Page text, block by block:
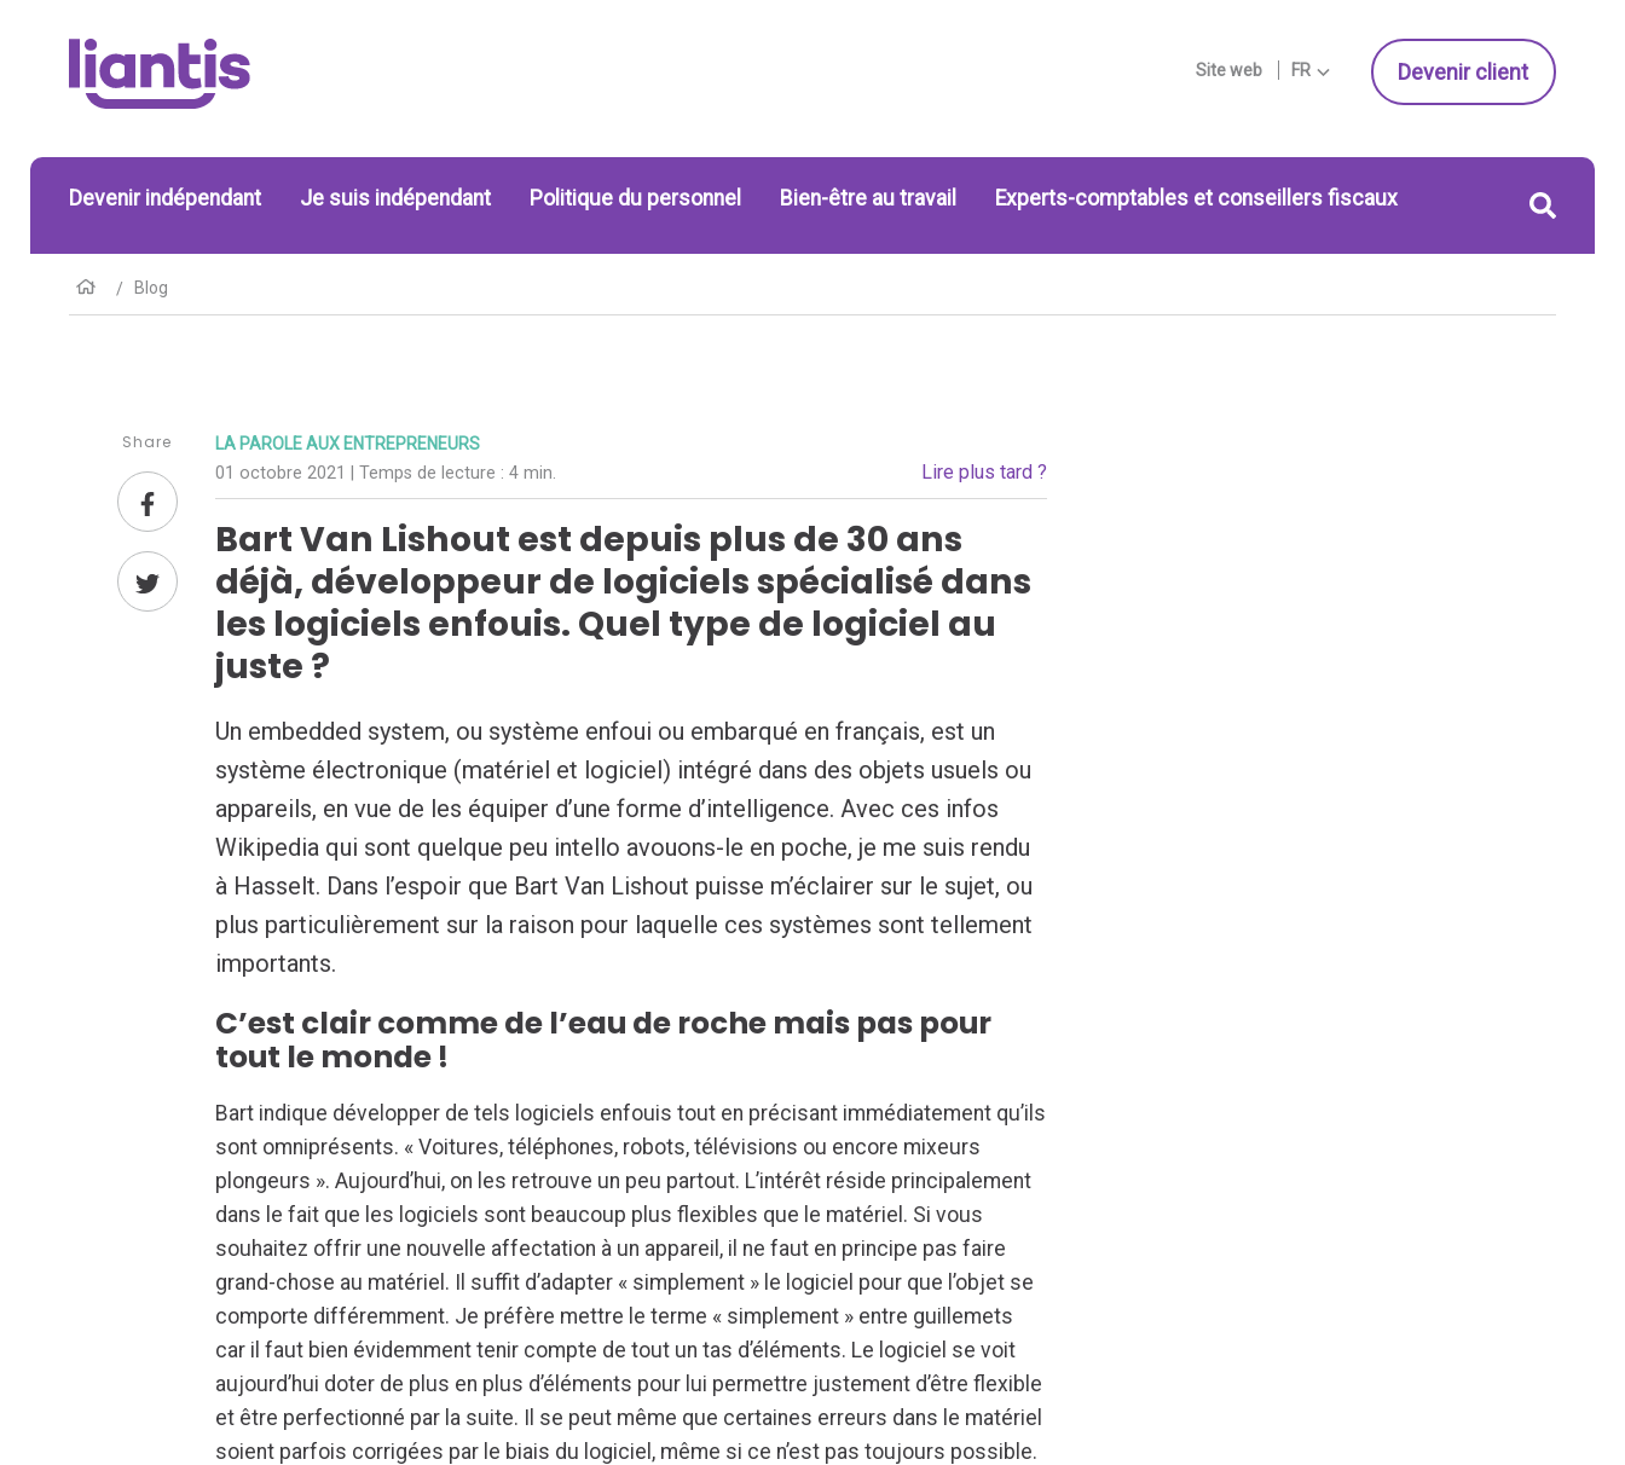
Site web FR Devenir client
Devenir indépendant Je suis indépendant Politique du personnel Bien-être au travail Experts-comptables et conseillers fiscaux
Blog
Share LA PAROLE AUX ENTREPRENEURS
01 octobre 2021 | Temps de lecture :4 min. Lire plus tard ?
Bart Van Lishout est depuis plus de 30 ans
déjà, développeur de logiciels spécialisé dans
les logiciels enfouis. Quel type de logiciel au
juste ?
Un embedded system, ou système enfoui ou embarqué en français, est un
système électronique (matériel et logiciel) intégré dans des objets usuels ou
appareils, en vue de les équiper d’une forme d’intelligence. Avec ces infos
Wikipedia qui sont quelque peu intello avouons-le en poche, je me suis rendu
à Hasselt. Dans l’espoir que Bart Van Lishout puisse m’éclairer sur le sujet, ou
plus particulièrement sur la raison pour laquelle ces systèmes sont tellement
importants.
C’est clair comme de l’eau de roche mais pas pour
tout le monde !
Bart indique développer de tels logiciels enfouis tout en précisant immédiatement qu’ils
sont omniprésents. « Voitures, téléphones, robots, télévisions ou encore mixeurs
plongeurs ». Aujourd’hui, on les retrouve un peu partout. L’intérêt réside principalement
dans le fait que les logiciels sont beaucoup plus flexibles que le matériel. Si vous
souhaitez offrir une nouvelle affectation à un appareil, il ne faut en principe pas faire
grand-chose au matériel. Il suffit d’adapter « simplement » le logiciel pour que l’objet se
comporte différemment. Je préfère mettre le terme « simplement » entre guillemets
car il faut bien évidemment tenir compte de tout un tas d’éléments. Le logiciel se voit
aujourd’hui doter de plus en plus d’éléments pour lui permettre justement d’être flexible
et être perfectionné par la suite. Il se peut même que certaines erreurs dans le matériel
soient parfois corrigées par le biais du logiciel, même si ce n’est pas toujours possible.